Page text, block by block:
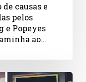
causas e
pelos
e Popeyes
ao…